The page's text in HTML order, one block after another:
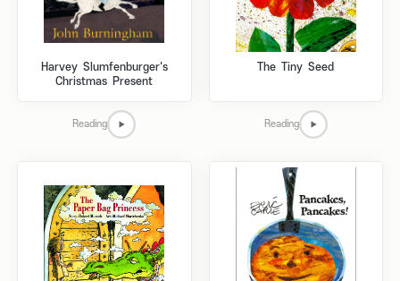
Harvey Slumfenburger's
Christmas Present
Reading
The Tiny Seed
Reading